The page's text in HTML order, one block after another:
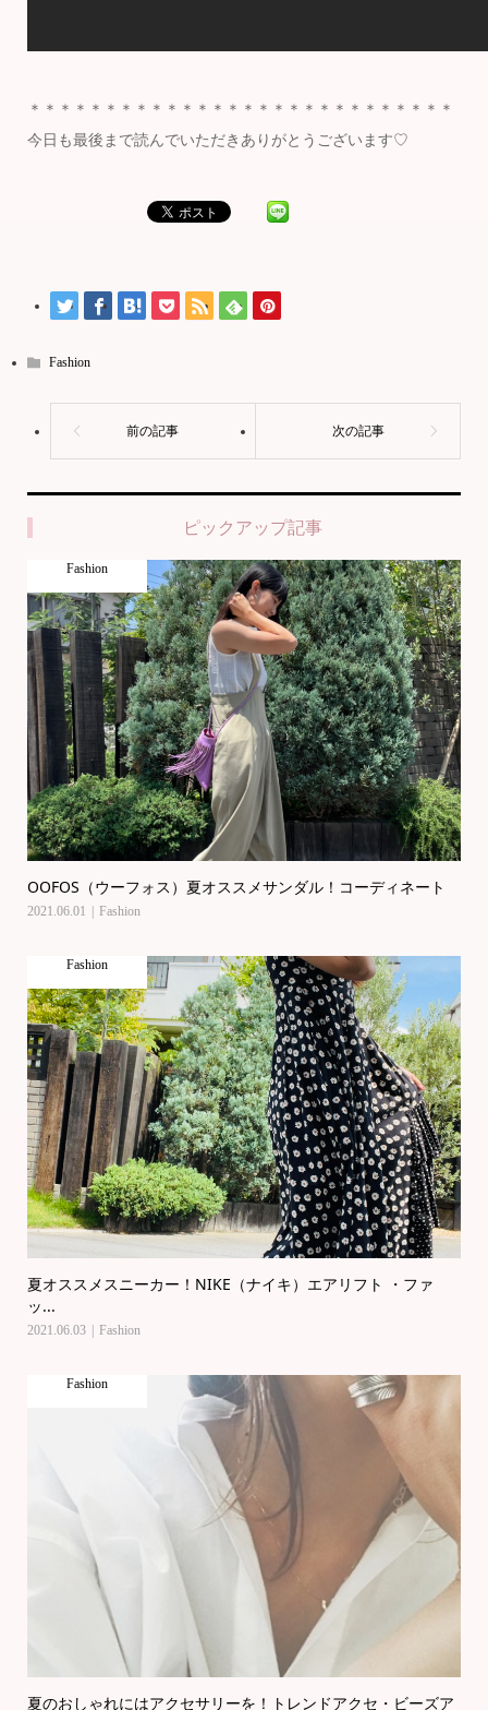
＊＊＊＊＊＊＊＊＊＊＊＊＊＊＊＊＊＊＊＊＊＊＊＊＊＊＊＊
今日も最後まで読んでいただきありがとうございます♡
Fashion
ピックアップ記事
Fashion
OOFOS（ウーフォス）夏オススメサンダル！コーディネート
2021.06.01 Fashion
Fashion
夏オススメスニーカー！NIKE（ナイキ）エアリフト ・ファ
ッ...
2021.06.03 Fashion
Fashion
夏のおしゃれにはアクセサリーを！トレンドアクセ・ビーズア